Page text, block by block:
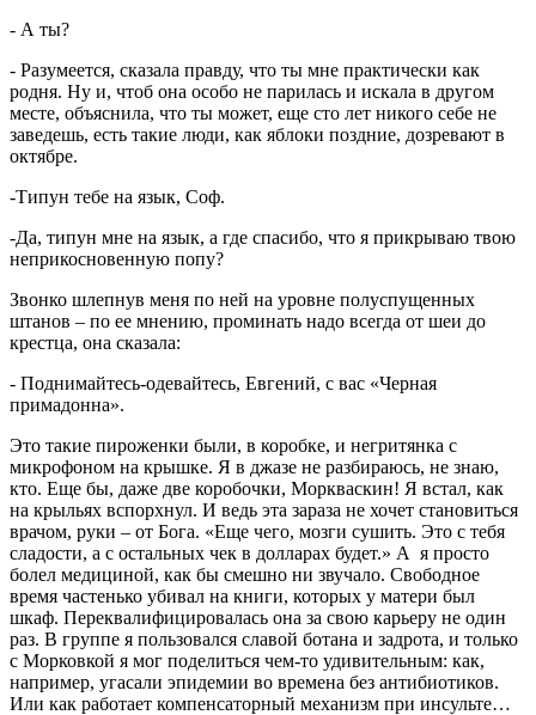
- А ты?
- Разумеется, сказала правду, что ты мне практически как
родня. Ну и, чтоб она особо не парилась и искала в другом
месте, объяснила, что ты может, еще сто лет никого себе не
заведешь, есть такие люди, как яблоки поздние, дозревают в
октябре.
-Типун тебе на язык, Соф.
-Да, типун мне на язык, а где спасибо, что я прикрываю твою
неприкосновенную попу?
Звонко шлепнув меня по ней на уровне полуспущенных
штанов – по ее мнению, проминать надо всегда от шеи до
крестца, она сказала:
- Поднимайтесь-одевайтесь, Евгений, с вас «Черная
примадонна».
Это такие пироженки были, в коробке, и негритянка с
микрофоном на крышке. Я в джазе не разбираюсь, не знаю,
кто. Еще бы, даже две коробочки, Моркваскин! Я встал, как
на крыльях вспорхнул. И ведь эта зараза не хочет становиться
врачом, руки – от Бога. «Еще чего, мозги сушить. Это с тебя
сладости, а с остальных чек в долларах будет.» А я просто
болел медициной, как бы смешно ни звучало. Свободное
время частенько убивал на книги, которых у матери был
шкаф. Переквалифицировалась она за свою карьеру не один
раз. В группе я пользовался славой ботана и задрота, и только
с Морковкой я мог поделиться чем-то удивительным: как,
например, угасали эпидемии во времена без антибиотиков.
Или как работает компенсаторный механизм при инсульте…